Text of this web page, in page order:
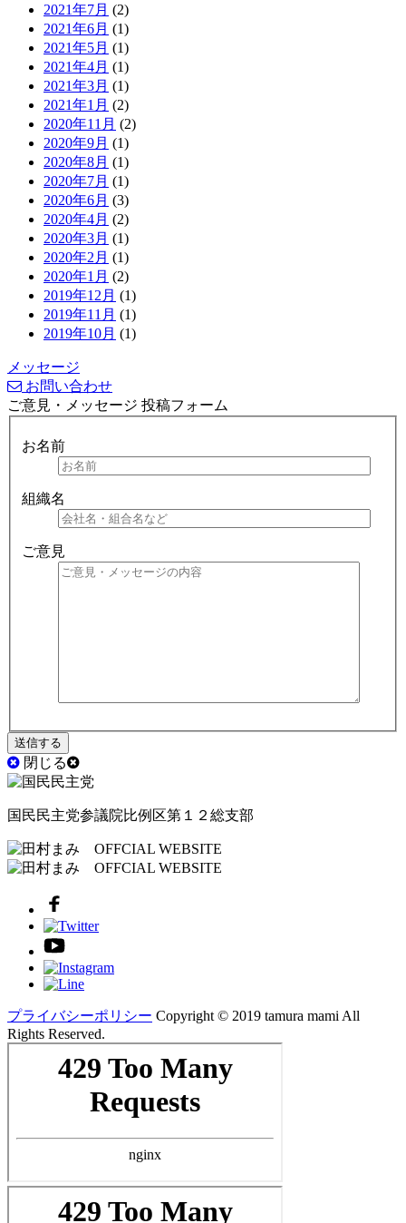
2021年7月 (2)
2021年6月 (1)
2021年5月 (1)
2021年4月 (1)
2021年3月 (1)
2021年1月 (2)
2020年11月 (2)
2020年9月 (1)
2020年8月 (1)
2020年7月 (1)
2020年6月 (3)
2020年4月 (2)
2020年3月 (1)
2020年2月 (1)
2020年1月 (2)
2019年12月 (1)
2019年11月 (1)
2019年10月 (1)
メッセージ
お問い合わせ
ご意見・メッセージ 投稿フォーム
お名前
組織名
ご意見
閉じる
国民民主党参議院比例区第１２総支部
プライバシーポリシー Copyright ©︎ 2019 tamura mami All
Rights Reserved.